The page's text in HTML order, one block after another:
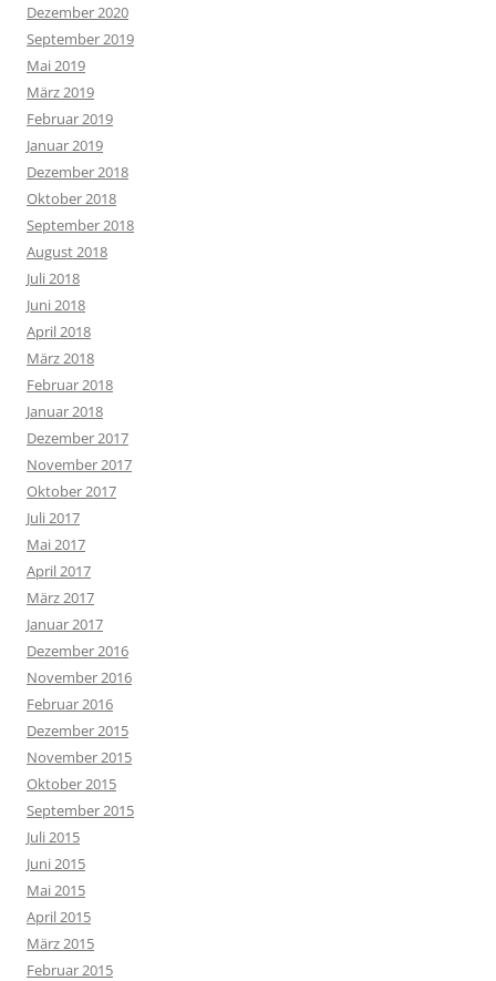
Dezember 2020
September 2019
Mai 2019
März 2019
Februar 2019
Januar 2019
Dezember 2018
Oktober 2018
September 2018
August 2018
Juli 2018
Juni 2018
April 2018
März 2018
Februar 2018
Januar 2018
Dezember 2017
November 2017
Oktober 2017
Juli 2017
Mai 2017
April 2017
März 2017
Januar 2017
Dezember 2016
November 2016
Februar 2016
Dezember 2015
November 2015
Oktober 2015
September 2015
Juli 2015
Juni 2015
Mai 2015
April 2015
März 2015
Februar 2015